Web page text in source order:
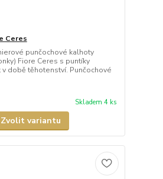
Ceres
punčochové kalhoty
Fiore Ceres s puntíky
v době těhotenství. Punčochové
Skladem 4 ks
Zvolit variantu